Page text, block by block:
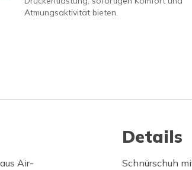
Atmungsaktivität bieten.
Air-
Details
Schnürschuh